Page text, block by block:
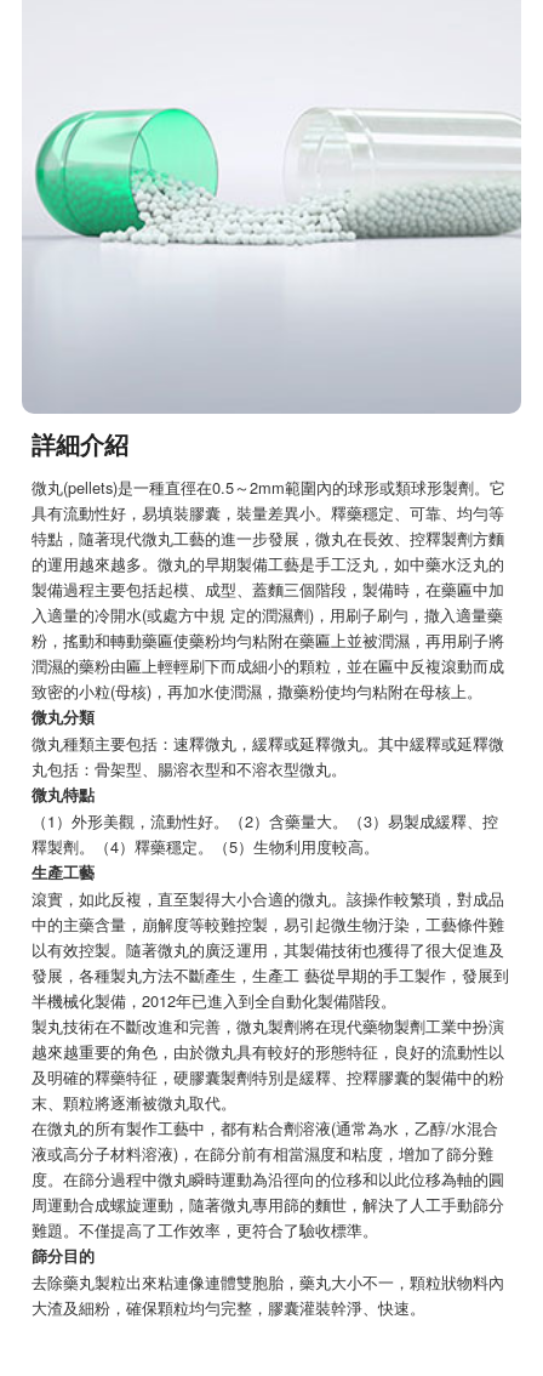
詳細介紹
微丸(pellets)是一種直徑在0.5～2mm範圍內的球形或類球形製劑。它
具有流動性好，易填裝膠囊，裝量差異小。釋藥穩定、可靠、均勻等
特點，隨著現代微丸工藝的進一步發展，微丸在長效、控釋製劑方麵
的運用越來越多。微丸的早期製備工藝是手工泛丸，如中藥水泛丸的
製備過程主要包括起模、成型、蓋麵三個階段，製備時，在藥匾中加
入適量的冷開水(或處方中規 定的潤濕劑)，用刷子刷勻，撒入適量藥
粉，搖動和轉動藥匾使藥粉均勻粘附在藥匾上並被潤濕，再用刷子將
潤濕的藥粉由匾上輕輕刷下而成細小的顆粒，並在匾中反複滾動而成
致密的小粒(母核)，再加水使潤濕，撒藥粉使均勻粘附在母核上。
微丸分類
微丸種類主要包括：速釋微丸，緩釋或延釋微丸。其中緩釋或延釋微
丸包括：骨架型、腸溶衣型和不溶衣型微丸。
微丸特點
（1）外形美觀，流動性好。（2）含藥量大。（3）易製成緩釋、控
釋製劑。（4）釋藥穩定。（5）生物利用度較高。
生產工藝
滾實，如此反複，直至製得大小合適的微丸。該操作較繁瑣，對成品
中的主藥含量，崩解度等較難控製，易引起微生物汙染，工藝條件難
以有效控製。隨著微丸的廣泛運用，其製備技術也獲得了很大促進及
發展，各種製丸方法不斷產生，生產工 藝從早期的手工製作，發展到
半機械化製備，2012年已進入到全自動化製備階段。
製丸技術在不斷改進和完善，微丸製劑將在現代藥物製劑工業中扮演
越來越重要的角色，由於微丸具有較好的形態特征，良好的流動性以
及明確的釋藥特征，硬膠囊製劑特別是緩釋、控釋膠囊的製備中的粉
末、顆粒將逐漸被微丸取代。
在微丸的所有製作工藝中，都有粘合劑溶液(通常為水，乙醇/水混合
液或高分子材料溶液)，在篩分前有相當濕度和粘度，增加了篩分難
度。在篩分過程中微丸瞬時運動為沿徑向的位移和以此位移為軸的圓
周運動合成螺旋運動，隨著微丸專用篩的麵世，解決了人工手動篩分
難題。不僅提高了工作效率，更符合了驗收標準。
篩分目的
去除藥丸製粒出來粘連像連體雙胞胎，藥丸大小不一，顆粒狀物料內
大渣及細粉，確保顆粒均勻完整，膠囊灌裝幹淨、快速。